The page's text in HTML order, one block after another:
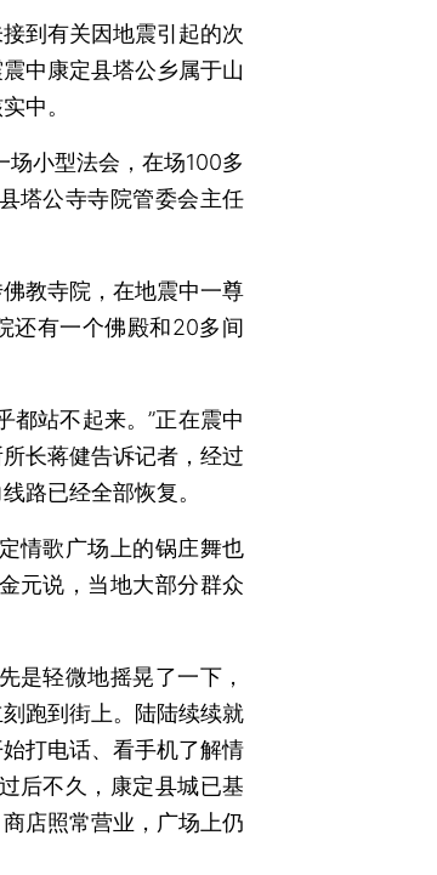
到有关因地震引起的次
中康定县塔公乡属于山
中。
小型法会，在场100多
塔公寺寺院管委会主任
教寺院，在地震中一尊
还有一个佛殿和20多间
站不起来。”正在震中
长蒋健告诉记者，经过
路已经全部恢复。
歌广场上的锅庄舞也
元说，当地大部分群众
轻微地摇晃了一下，
跑到街上。陆陆续续就
打电话、看手机了解情
后不久，康定县城已基
店照常营业，广场上仍